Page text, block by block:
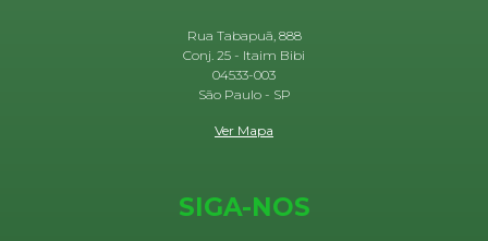
Rua Tabapuã, 888
Conj. 25 - Itaim Bibi
04533-003
São Paulo - SP
Ver Mapa
SIGA-NOS